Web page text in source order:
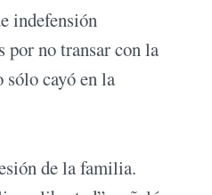
indefensión
por no transar con la
sólo cayó en la
de la familia.